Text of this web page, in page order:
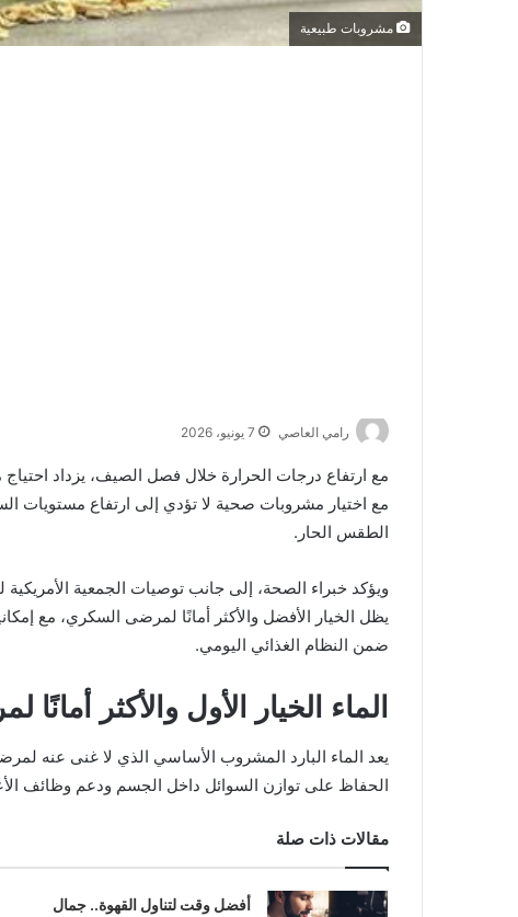
مشروبات طبيعية
رامي العاصي 7 يونيو، 2026
مع ارتفاع درجات الحرارة خلال فصل الصيف، يزداد
مع اختيار مشروبات صحية لا تؤدي إلى ارتفاع مستويات
الطقس الحار.
يظل الخيار الأفضل والأكثر أمانًا لمرضى السكري، مع
ضمن النظام الغذائي اليومي.
الماء الخيار الأول والأكثر
يعد الماء البارد المشروب الأساسي الذي لا غنى عنه
الحفاظ على توازن السوائل داخل الجسم ودعم وظائف
مقالات ذات صلة
أفضل وقت لتناول القهوة.. جمال